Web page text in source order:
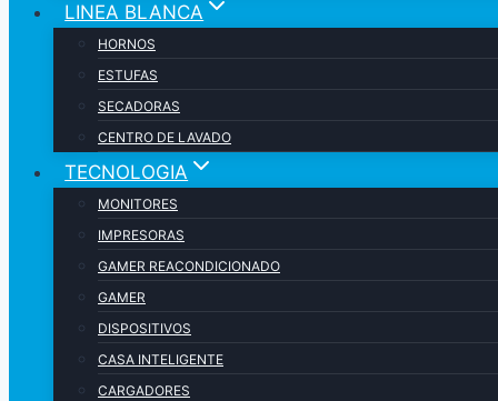
LINEA BLANCA
HORNOS
ESTUFAS
SECADORAS
CENTRO DE LAVADO
TECNOLOGIA
MONITORES
IMPRESORAS
GAMER REACONDICIONADO
GAMER
DISPOSITIVOS
CASA INTELIGENTE
CARGADORES